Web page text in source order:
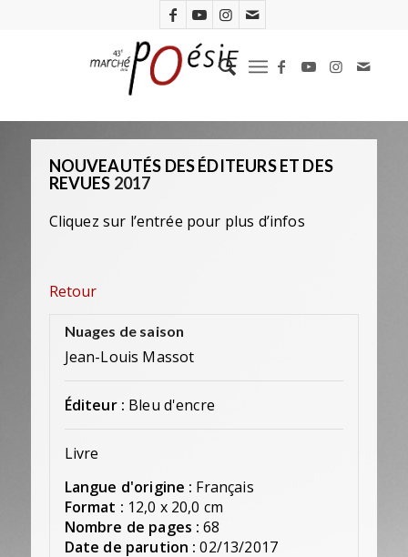
NOUVEAUTÉS DES ÉDITEURS ET DES
REVUES 2017
Cliquez sur l’entrée pour plus d’infos
Retour
Nuages de saison
Jean-Louis Massot
Éditeur : Bleu d'encre
Livre
Langue d'origine : Français
Format : 12,0 x 20,0 cm
Nombre de pages : 68
Date de parution : 02/13/2017